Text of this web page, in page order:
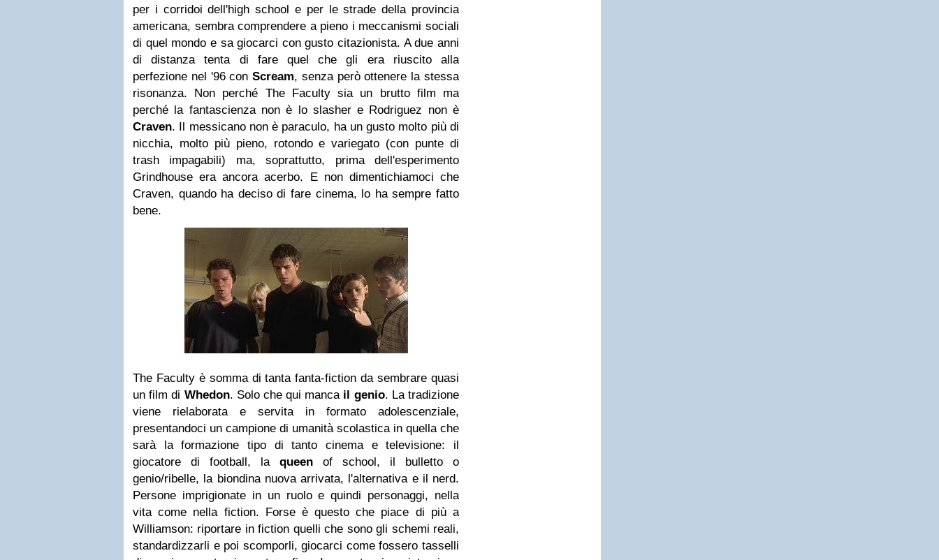
per i corridoi dell'high school e per le strade della provincia
americana, sembra comprendere a pieno i meccanismi sociali
di quel mondo e sa giocarci con gusto citazionista. A due anni
di distanza tenta di fare quel che gli era riuscito alla
perfezione nel '96 conScream, senza però ottenere la stessa
risonanza. Non perché The Faculty sia un brutto film ma
perché la fantascienza non è lo slasher e Rodriguez non è
Craven. Il messicano non è paraculo, ha un gusto molto più di
nicchia, molto più pieno, rotondo e variegato (con punte di
trash impagabili) ma, soprattutto, prima dell'esperimento
Grindhouse era ancora acerbo. E non dimentichiamoci che
Craven, quando ha deciso di fare cinema, lo ha sempre fatto
bene.
The Faculty è somma di tanta fanta-fiction da sembrare quasi
un film di Whedon. Solo che qui manca il genio. La tradizione
viene rielaborata e servita in formato adolescenziale,
presentandoci un campione di umanità scolastica in quella che
sarà la formazione tipo di tanto cinema e televisione: il
giocatore di football, la queen of school, il bulletto o
genio/ribelle, la biondina nuova arrivata, l'alternativa e il nerd.
Persone imprigionate in un ruolo e quindi personaggi, nella
vita come nella fiction. Forse è questo che piace di più a
Williamson: riportare in fiction quelli che sono gli schemi reali,
standardizzarli e poi scomporli, giocarci come fossero tasselli